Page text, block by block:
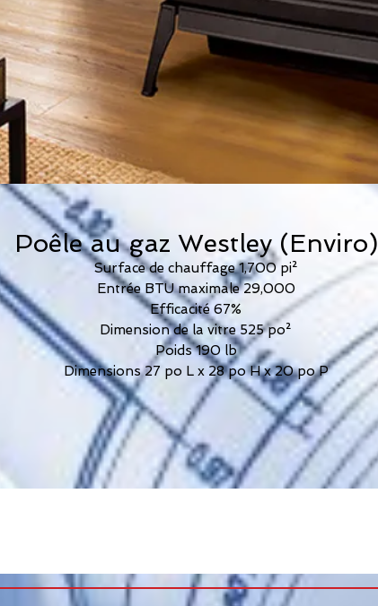
Poêle au gaz Westley (Enviro)
Surface de chauffage 1,700 pi²
Entrée BTU maximale 29,000
Efficacité 67%
Dimension de la vitre 525 po²
Poids 190 lb
Dimensions 27 po L x 28 po H x 20 po P